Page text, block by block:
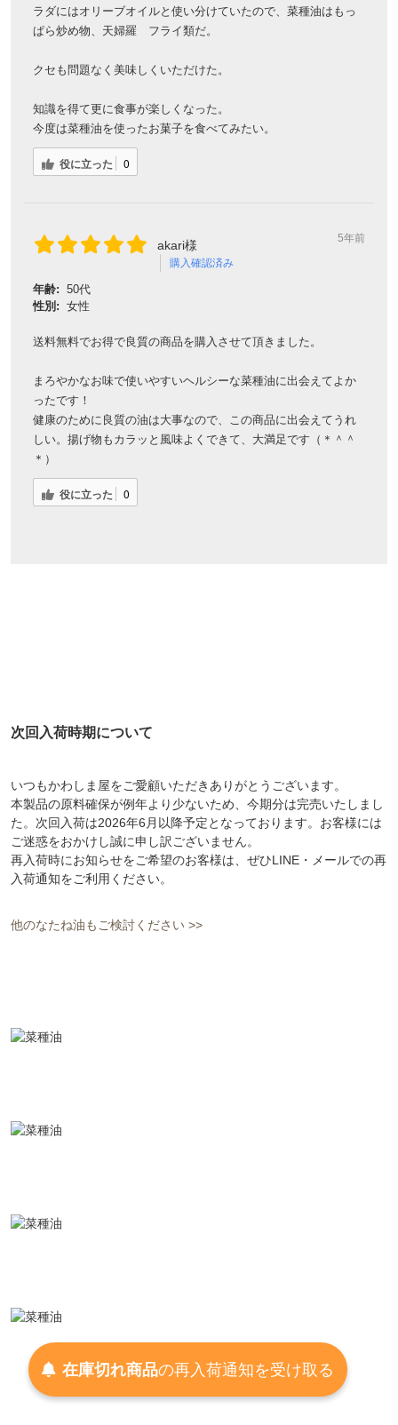
ラダにはオリーブオイルと使い分けていたので、菜種油はもっ
ぱら炒め物、天婦羅 フライ類だ。
クセも問題なく美味しくいただけた。
知識を得て更に食事が楽しくなった。
今度は菜種油を使ったお菓子を食べてみたい。
役に立った 0
akari様
購入確認済み
5年前
年齢: 50代
性別: 女性
送料無料でお得で良質の商品を購入させて頂きました。
まろやかなお味で使いやすいヘルシーな菜種油に出会えてよか
ったです！
健康のために良質の油は大事なので、この商品に出会えてうれ
しい。揚げ物もカラッと風味よくできて、大満足です（＊＾＾
＊）
役に立った 0
次回入荷時期について
いつもかわしま屋をご愛顧いただきありがとうございます。
本製品の原料確保が例年より少ないため、今期分は完売いたしまし
た。次回入荷は2026年6月以降予定となっております。お客様には
ご迷惑をおかけし誠に申し訳ございません。
再入荷時にお知らせをご希望のお客様は、ぜひLINE・メールでの再
入荷通知をご利用ください。
他のなたね油もご検討ください >>
在庫切れ商品の再入荷通知を受け取る